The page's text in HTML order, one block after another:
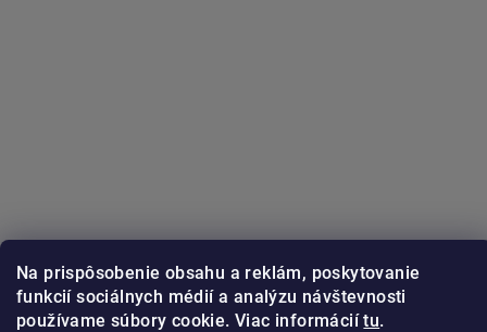
Na prispôsobenie obsahu a reklám, poskytovanie
funkcií sociálnych médií a analýzu návštevnosti
používame súbory cookie. Viac informáciítu.